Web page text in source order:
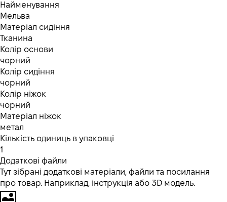
Найменування
Мельва
Матеріал сидіння
Тканина
Колір основи
чорний
Колір сидіння
чорний
Колір ніжок
чорний
Матеріал ніжок
метал
Кількість одиниць в упаковці
1
Додаткові файли
Тут зібрані додаткові матеріали, файли та посилання
про товар. Наприклад, інструкція або 3D модель.